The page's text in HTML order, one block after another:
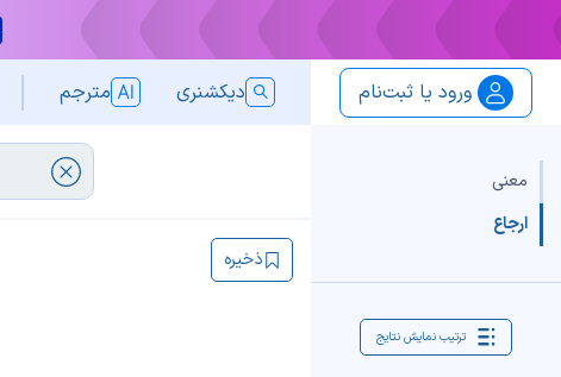
ورود یا ثبت‌نام دیکشنری مترجم
معنی
ارجاع
ترتیب نمایش نتایج
ذخیره